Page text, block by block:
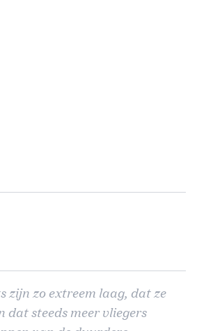
zijn zo extreem laag, dat ze
dat steeds meer vliegers